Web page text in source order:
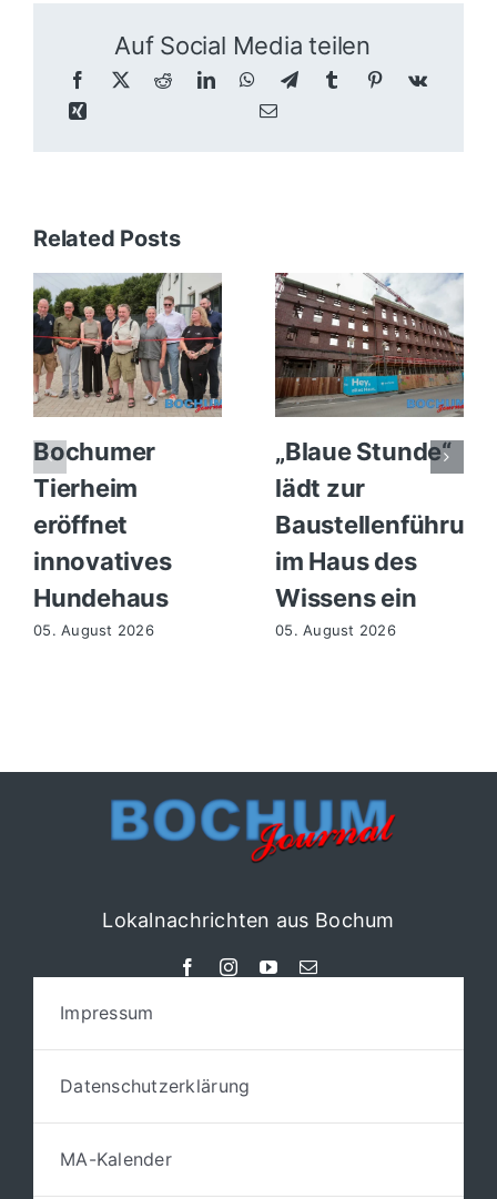
Auf Social Media teilen
Related Posts
Bochumer
Tierheim
eröffnet
innovatives
Hundehaus
05. August 2026
„Blaue Stunde“
lädt zur
Baustellenführung
im Haus des
Wissens ein
05. August 2026
Lokalnachrichten aus Bochum
Impressum
Datenschutzerklärung
MA-Kalender